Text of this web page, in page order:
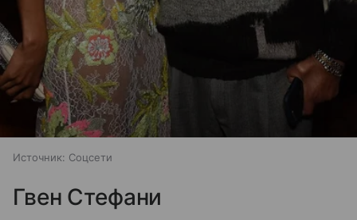
Источник: Соцсети
Гвен Стефани